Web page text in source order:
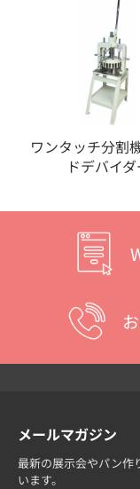
ワンタッチ分
ドデバイ
メールマガジン
最新の展示会やパン作
います。